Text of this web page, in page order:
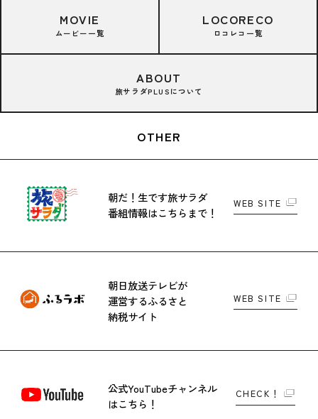
MOVIE
ムービー一覧
LOCORECO
ロコレコ一覧
ABOUT
旅サラダPLUSについて
OTHER
朝だ！生です旅サラダ
番組情報はこちらまで！
WEB SITE
朝日放送テレビが
運営するふるさと
納税サイト
WEB SITE
公式YouTubeチャンネル
はこちら！
CHECK！